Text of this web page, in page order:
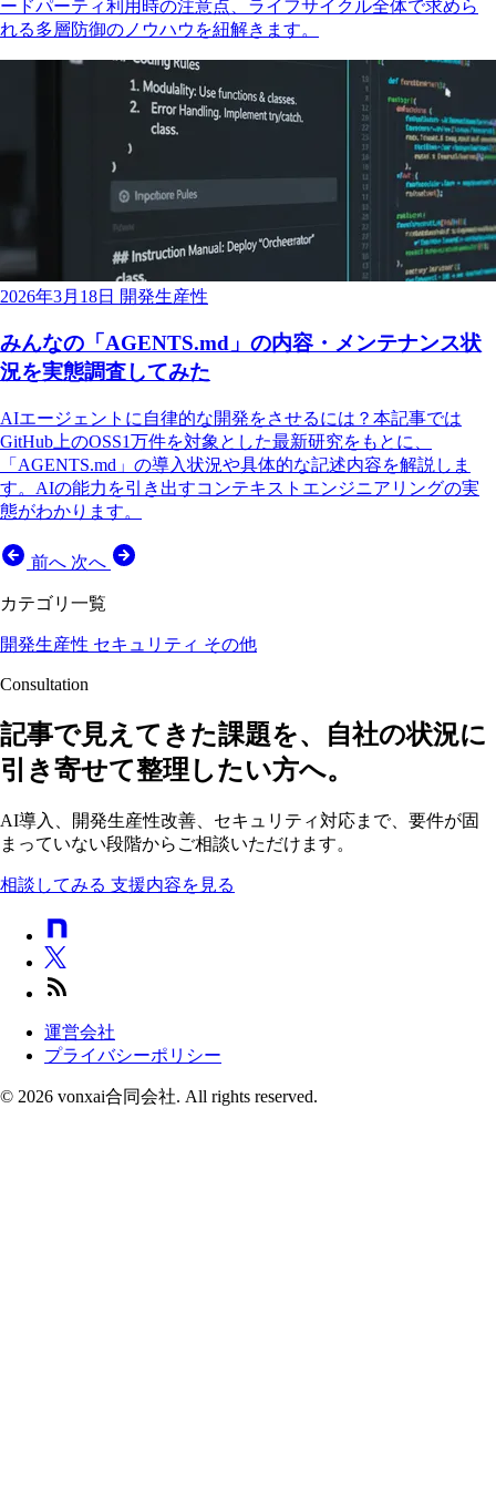
ードパーティ利用時の注意点、ライフサイクル全体で求めら
れる多層防御のノウハウを紐解きます。
2026年3月18日 開発生産性
みんなの「AGENTS.md」の内容・メンテナンス状
況を実態調査してみた
AIエージェントに自律的な開発をさせるには？本記事では
GitHub上のOSS1万件を対象とした最新研究をもとに、
「AGENTS.md」の導入状況や具体的な記述内容を解説しま
す。AIの能力を引き出すコンテキストエンジニアリングの実
態がわかります。
前へ 次へ
カテゴリ一覧
開発生産性 セキュリティ その他
Consultation
記事で見えてきた課題を、自社の状況に
引き寄せて整理したい方へ。
AI導入、開発生産性改善、セキュリティ対応まで、要件が固
まっていない段階からご相談いただけます。
相談してみる 支援内容を見る
運営会社
プライバシーポリシー
© 2026 vonxai合同会社. All rights reserved.